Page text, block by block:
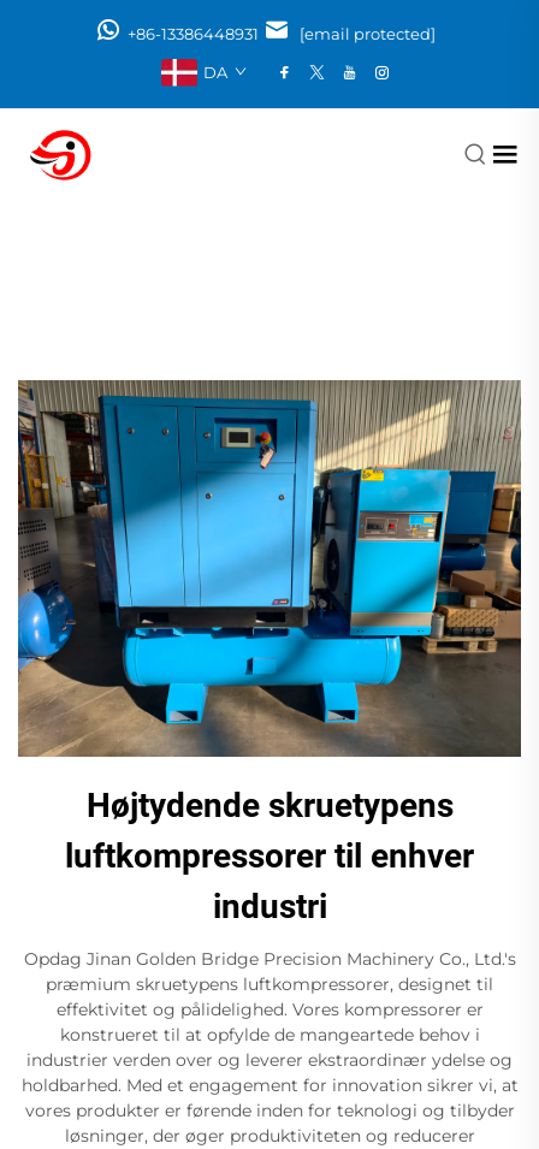
+86-13386448931
[email protected]
DA
Højtydende skruetypens
luftkompressorer til enhver
industri
Opdag Jinan Golden Bridge Precision Machinery Co., Ltd.'s
præmium skruetypens luftkompressorer, designet til
effektivitet og pålidelighed. Vores kompressorer er
konstrueret til at opfylde de mangeartede behov i
industrier verden over og leverer ekstraordinær ydelse og
holdbarhed. Med et engagement for innovation sikrer vi, at
vores produkter er førende inden for teknologi og tilbyder
løsninger, der øger produktiviteten og reducerer